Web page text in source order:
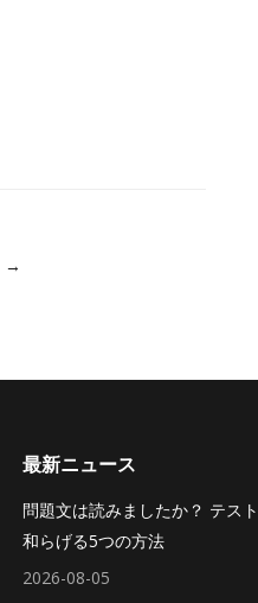
→
最新ニュース
問題文は読みましたか？ テス
和らげる5つの方法
2026-08-05